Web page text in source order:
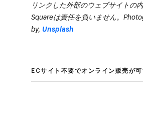
リンクした​外部の​ウェブサイトの​
Squareは​責任を​負いません。​
by, Unsplash
ECサイト不要で​オンライン販売が​可